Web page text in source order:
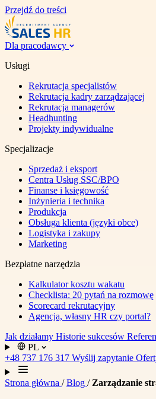
Przejdź do treści
Dla pracodawcy
Usługi
Rekrutacja specjalistów
Rekrutacja kadry zarządzającej
Rekrutacja managerów
Headhunting
Projekty indywidualne
Specjalizacje
Sprzedaż i eksport
Centra Usług SSC/BPO
Finanse i księgowość
Inżynieria i technika
Produkcja
Obsługa klienta (języki obce)
Logistyka i zakupy
Marketing
Bezpłatne narzędzia
Kalkulator kosztu wakatu
Checklista: 20 pytań na rozmowę
Scorecard rekrutacyjny
Agencja, własny HR czy portal?
Jak działamy Historie sukcesów
PL
+48 737 176 317 Wyślij zapytanie
Strona główna /Blog / Zarządzanie